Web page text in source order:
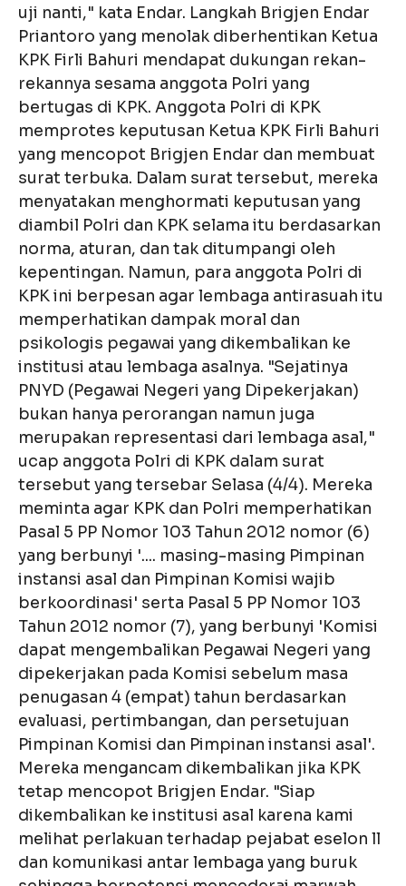
uji nanti," kata Endar. Langkah Brigjen Endar
Priantoro yang menolak diberhentikan Ketua
KPK Firli Bahuri mendapat dukungan rekan-
rekannya sesama anggota Polri yang
bertugas di KPK. Anggota Polri di KPK
memprotes keputusan Ketua KPK Firli Bahuri
yang mencopot Brigjen Endar dan membuat
surat terbuka. Dalam surat tersebut, mereka
menyatakan menghormati keputusan yang
diambil Polri dan KPK selama itu berdasarkan
norma, aturan, dan tak ditumpangi oleh
kepentingan. Namun, para anggota Polri di
KPK ini berpesan agar lembaga antirasuah itu
memperhatikan dampak moral dan
psikologis pegawai yang dikembalikan ke
institusi atau lembaga asalnya. "Sejatinya
PNYD (Pegawai Negeri yang Dipekerjakan)
bukan hanya perorangan namun juga
merupakan representasi dari lembaga asal,"
ucap anggota Polri di KPK dalam surat
tersebut yang tersebar Selasa (4/4). Mereka
meminta agar KPK dan Polri memperhatikan
Pasal 5 PP Nomor 103 Tahun 2012 nomor (6)
yang berbunyi '.... masing-masing Pimpinan
instansi asal dan Pimpinan Komisi wajib
berkoordinasi' serta Pasal 5 PP Nomor 103
Tahun 2012 nomor (7), yang berbunyi 'Komisi
dapat mengembalikan Pegawai Negeri yang
dipekerjakan pada Komisi sebelum masa
penugasan 4 (empat) tahun berdasarkan
evaluasi, pertimbangan, dan persetujuan
Pimpinan Komisi dan Pimpinan instansi asal'.
Mereka mengancam dikembalikan jika KPK
tetap mencopot Brigjen Endar. "Siap
dikembalikan ke institusi asal karena kami
melihat perlakuan terhadap pejabat eselon ll
dan komunikasi antar lembaga yang buruk